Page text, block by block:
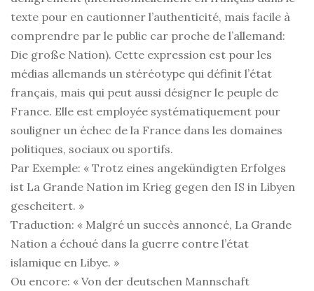
texte pour en cautionner l’authenticité, mais facile à
comprendre par le public car proche de l’allemand:
Die große Nation). Cette expression est pour les
médias allemands un stéréotype qui définit l’état
français, mais qui peut aussi désigner le peuple de
France. Elle est employée systématiquement pour
souligner un échec de la France dans les domaines
politiques, sociaux ou sportifs.
Par Exemple: « Trotz eines angekündigten Erfolges
ist La Grande Nation im Krieg gegen den IS in Libyen
gescheitert. »
Traduction: « Malgré un succès annoncé, La Grande
Nation a échoué dans la guerre contre l’état
islamique en Libye. »
Ou encore: « Von der deutschen Mannschaft